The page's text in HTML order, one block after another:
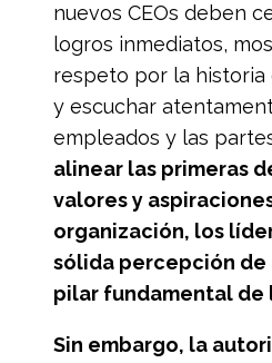
nuevos CEOs deben
logros inmediatos,
respeto por la historia
y escuchar
empleados y las
alinear las primeras
valores y
organización, los
sólida percepción
pilar fundamental de
Sin embargo, la